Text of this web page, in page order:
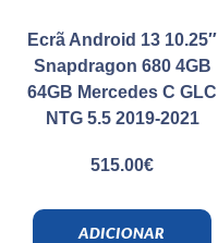
Ecrã Android 13 10.25″
Snapdragon 680 4GB
64GB Mercedes C GLC
NTG 5.5 2019-2021
515.00€
ADICIONAR